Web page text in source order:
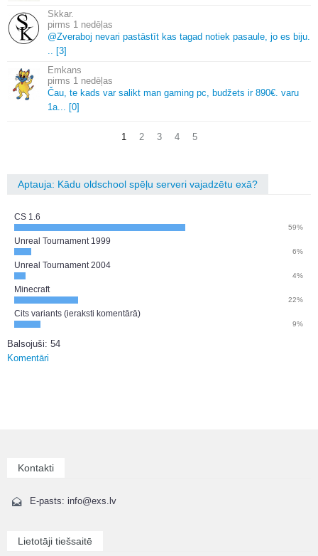
Skkar.
1 nedēļas
@Zveraboj nevari pastāstīt kas tagad notiek pasaule, jo es biju.
[3]
Emkans
1 nedēļas
Čau, te kads var salikt man gaming pc, budžets ir 890€. varu
1a.
[0]
1 2 3 4 5
Aptauja: Kādu oldschool spēļu serveri vajadzētu exā?
CS 1.6
59%
Unreal Tournament 1999
6%
Unreal Tournament 2004
4%
Minecraft
22%
Cits variants (ieraksti komentārā)
9%
Balsojuši: 54
Komentāri
Kontakti
E-pasts: info@exs.lv
Lietotāji tiešsaitē